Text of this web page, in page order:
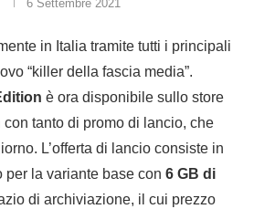
6 Settembre 2021
in Italia tramite tutti i principali
“killer della fascia media”.
è ora disponibile sullo store
tanto di promo di lancio, che
L’offerta di lancio consiste in
per la variante base con 6 GB di
di archiviazione, il cui prezzo